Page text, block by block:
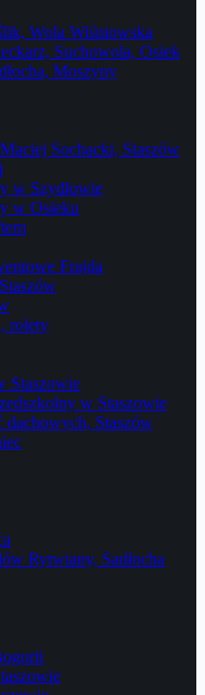
Wola Wiśniowska
Suchowola, Osiek
Moszyny
Sochacki, Staszów
w Szydłowie
w Osieku
Frajda
rolety
Staszowie
w Staszowie
Staszów
Rytwiany, Sadłocha